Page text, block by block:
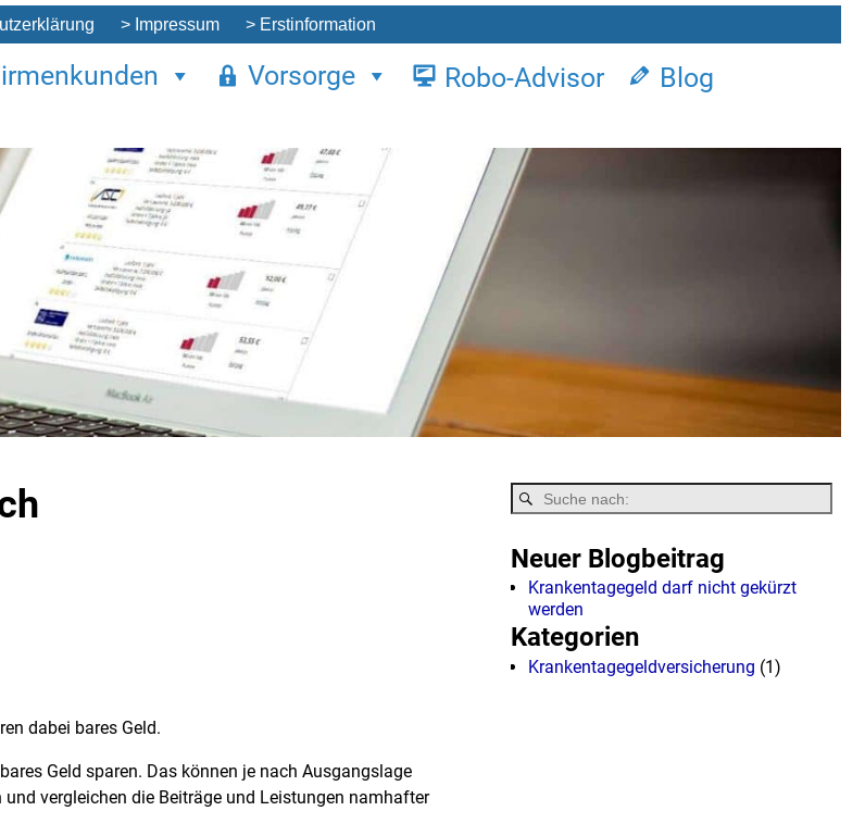
> Impressum > Erstinformation
Vorsorge Robo-Advisor Blog
dabei bares Geld.
Geld sparen. Das können je nach Ausgangslage
vergleichen die Beiträge und Leistungen namhafter
Neuer Blogbeitrag
Krankentagegeld darf nicht gekürzt
werden
Kategorien
Krankentagegeldversicherung (1)